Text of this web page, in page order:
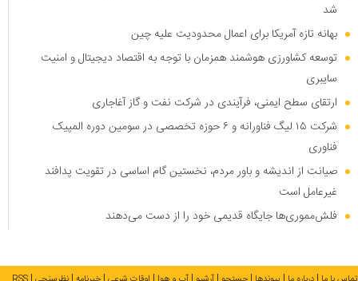
شد
بهانه تازه آمریکا برای اعمال محدودیت علیه چین
توسعه کشاورزی هوشمند همزمان با توجه به اقتصاد دیجیتال و امنیت
سایبری
ارتقای سطح ایمنی، فرآیندی در شرکت نفت و گاز آغاجاری
شرکت ۱۵ لیگ فناورانه و ۶ حوزه تخصصی در سومین دوره المپیک
فناوری
صیانت از اندیشه و باور مردم، نخستین گام اساسی در تقویت پدافند
غیرعامل است
فلش‌مموری‌ها جایگاه قدیمی خود را از دست می‌دهند